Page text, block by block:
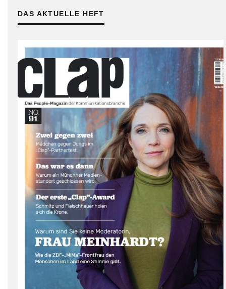
DAS AKTUELLE HEFT